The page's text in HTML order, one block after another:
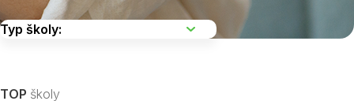
TOP školy